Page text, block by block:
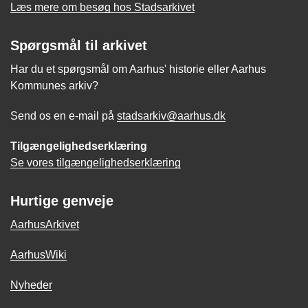
Læs mere om besøg hos Stadsarkivet
Spørgsmål til arkivet
Har du et spørgsmål om Aarhus' historie eller Aarhus
Kommunes arkiv?
Send os en e-mail på stadsarkiv@aarhus.dk
Tilgængelighedserklæring
Se vores tilgængelighedserklæring
Hurtige genveje
AarhusArkivet
AarhusWiki
Nyheder